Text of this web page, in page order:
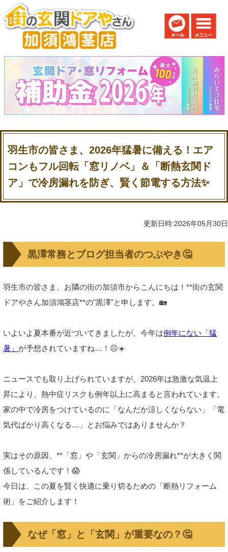
羽生市の皆さま、2026年猛暑に備える！エア
コンもフル回転「窓リノベ」＆「断熱玄関ド
ア」で冷房漏れを防ぎ、賢く節電する方法✨
更新日時:2026年05月30日
黒澤常務とブログ担当者のつぶやき🤔
羽生市の皆さま、お隣の街の加須市からこんにちは！**街の玄関
ドアやさん加須鴻茎店**の"黒澤"と申します。🏡
いよいよ夏本番が近づいてきましたが、今年は例年にない「猛
暑」 が予想されていますね…！☹️☀️
ニュースでも取り上げられていますが、2026年は急激な気温上
昇により、熱中症リスクも例年以上に高まると言われています。
家の中で冷房をつけているのに「なんだか涼しくならない」「電
気代ばかり高くなる…」とお悩みではありませんか？
実はその原因、**「窓」や「玄関」からの冷房漏れ**が大きく関
係しているんです！😱
今日は、この夏を賢く快適に乗り切るための「断熱リフォーム
術」をご紹介します！
なぜ「窓」と「玄関」が重要なの？🤔